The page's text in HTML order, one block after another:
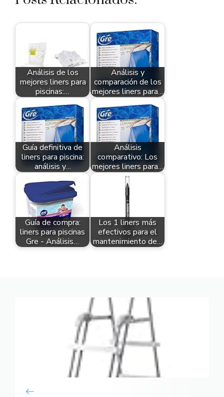
Análisis de los
mejores liners para
piscinas:…
Análisis y
comparación de los
mejores liners para…
Guía definitiva de
liners para piscina:
análisis y…
Análisis
comparativo: Los
mejores liners para…
Guía de compra:
liners para piscinas
Gre - Análisis…
Los 1 liners más
efectivos para el
mantenimiento de…